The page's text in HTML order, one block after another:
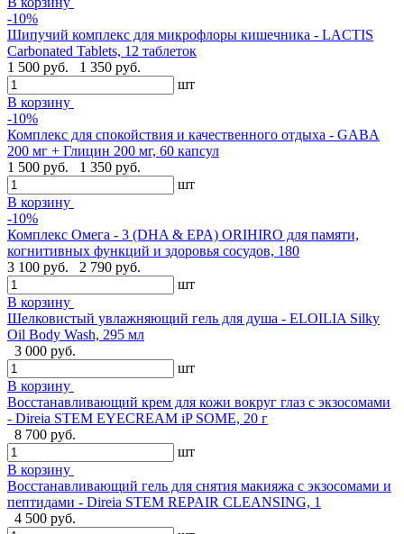
-10%
Шипучий комплекс для микрофлоры кишечника - LACTIS
Carbonated Tablets, 12 таблеток
1 500 руб.
1 350 руб.
шт
В корзину
-10%
Комплекс для спокойствия и качественного отдыха - GABA
200 мг + Глицин 200 мг, 60 капсул
1 500 руб.
1 350 руб.
шт
В корзину
-10%
Комплекс Омега - 3 (DHA & EPA) ORIHIRO для памяти,
когнитивных функций и здоровья сосудов, 180
3 100 руб.
2 790 руб.
шт
В корзину
Шелковистый увлажняющий гель для душа - ELOILIA Silky
Oil Body Wash, 295 мл
3 000 руб.
шт
В корзину
Восстанавливающий крем для кожи вокруг глаз с экзосомами
- Direia STEM EYECREAM iP SOME, 20 г
8 700 руб.
шт
В корзину
Восстанавливающий гель для снятия макияжа с экзосомами и
пептидами - Direia STEM REPAIR CLEANSING, 1
4 500 руб.